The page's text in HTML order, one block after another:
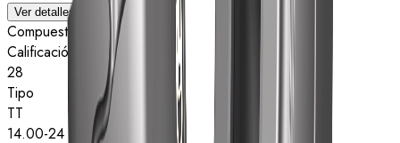
Ver detalles
Compuesto
Calificación de estrellas
28
Tipo
TT
14.00-24